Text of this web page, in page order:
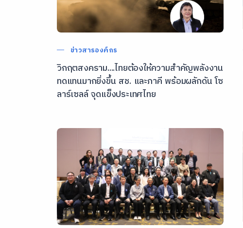
ข่าวสารองค์กร
วิกฤตสงคราม....ไทยต้องให้ความสำคัญพลังงาน
ทดแทนมากยิ่งขึ้น สช. และภาคี พร้อมผลักดัน โซ
ลาร์เซลล์ จุดแข็งประเทศไทย